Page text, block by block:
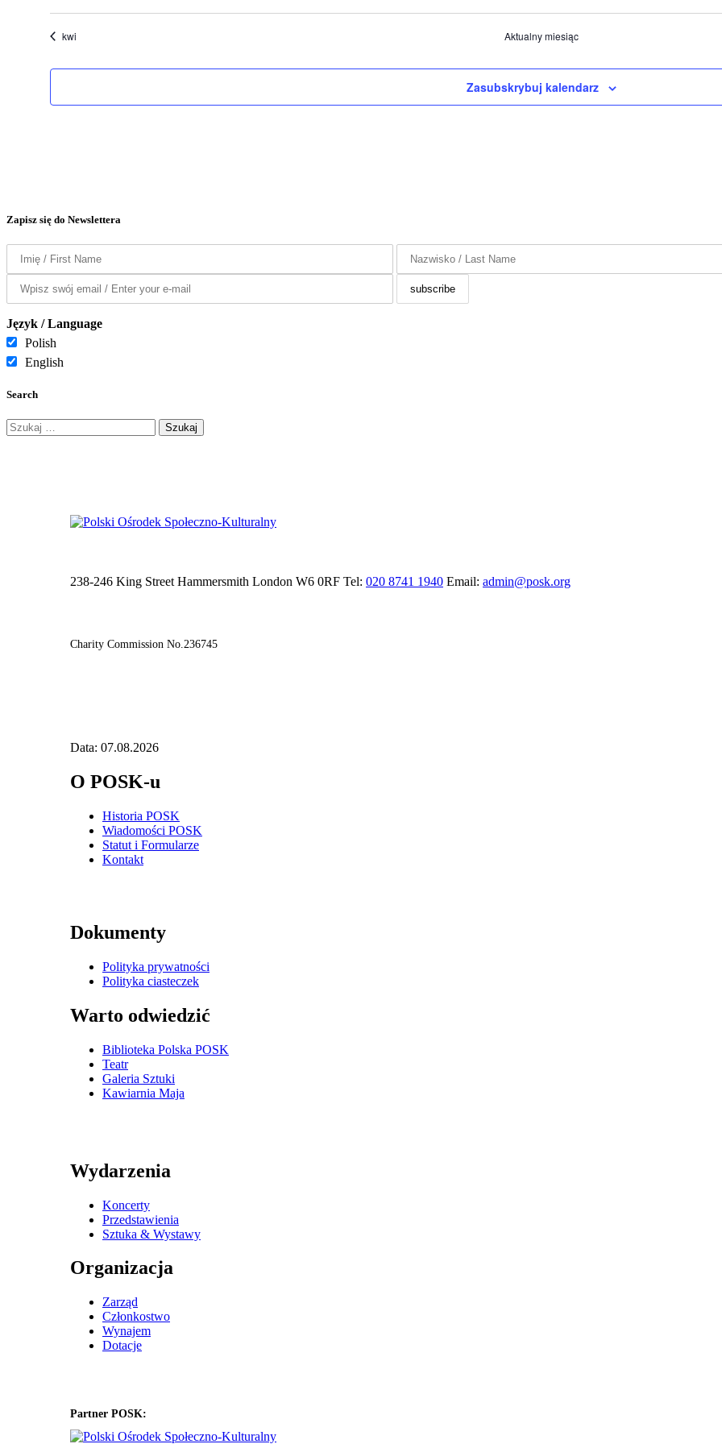
kwi Aktualny miesiąc
Zasubskrybuj kalendarz
Zapisz się do Newslettera
Język / Language
Polish
English
Search
Szukaj:
238-246 King Street Hammersmith London W6 0RF Tel: 020 8741 1940 Email: admin@posk.org
Charity Commission No.236745
Data: 07.08.2026
O POSK-u
Historia POSK
Wiadomości POSK
Statut i Formularze
Kontakt
Dokumenty
Polityka prywatności
Polityka ciasteczek
Warto odwiedzić
Biblioteka Polska POSK
Teatr
Galeria Sztuki
Kawiarnia Maja
Wydarzenia
Koncerty
Przedstawienia
Sztuka & Wystawy
Organizacja
Zarząd
Członkostwo
Wynajem
Dotacje
Partner POSK: